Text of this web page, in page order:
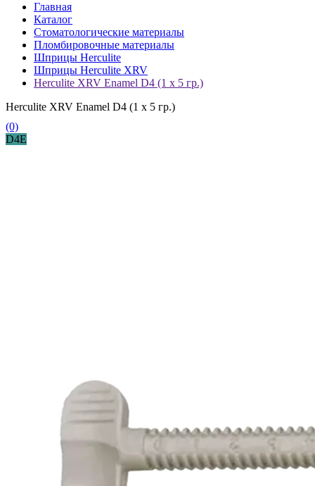
Главная
Каталог
Стоматологические материалы
Пломбировочные материалы
Шприцы Herculite
Шприцы Herculite XRV
Herculite XRV Enamel D4 (1 х 5 гр.)
Herculite XRV Enamel D4 (1 х 5 гр.)
(0)
D4E